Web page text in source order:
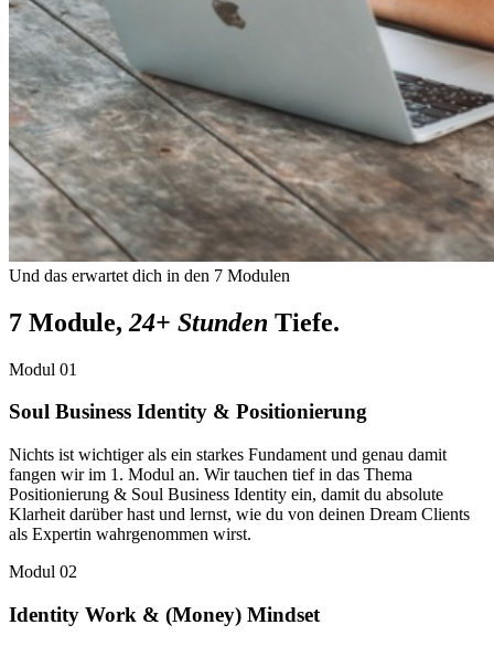
Und das erwartet dich in den 7 Modulen
7 Module, 24+ Stunden Tiefe.
Modul 01
Soul Business Identity & Positionierung
Nichts ist wichtiger als ein starkes Fundament und genau damit
fangen wir im 1. Modul an. Wir tauchen tief in das Thema
Positionierung & Soul Business Identity ein, damit du absolute
Klarheit darüber hast und lernst, wie du von deinen Dream Clients
als Expertin wahrgenommen wirst.
Modul 02
Identity Work & (Money) Mindset